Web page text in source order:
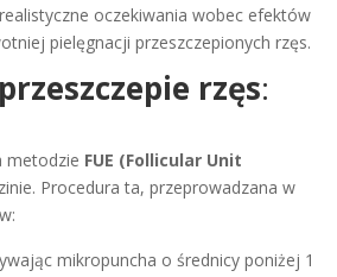
oczekiwania wobec efektów
pielęgnacji przeszczepionych rzęs.
przeszczepie rzęs:
metodzie FUE (Follicular Unit
Procedura ta, przeprowadzana w
mikropuncha o średnicy poniżej 1